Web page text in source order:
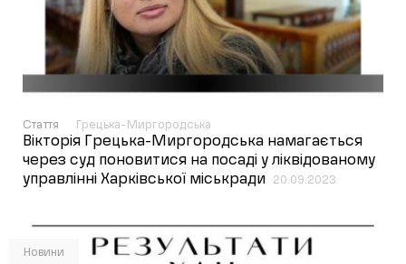
Стаття Грецька-Миргородська
Вікторія Грецька-Миргородська намагається
через суд поновитися на посаді у ліквідованому
управлінні Харківської міськради
20.09.2023
Новини